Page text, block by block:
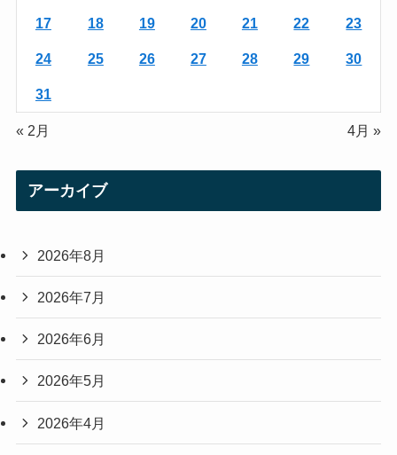
17 18 19 20 21 22 23
24 25 26 27 28 29 30
31
« 2月 4月 »
アーカイブ
2026年8月
2026年7月
2026年6月
2026年5月
2026年4月